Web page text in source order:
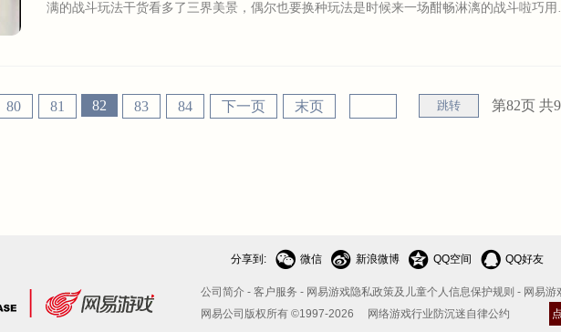
满的战斗玩法干货看多了三界美景，偶尔也要换种玩法是时候来一场酣畅淋漓的战斗啦巧用
80 81 82 83 84 下一页 末页 跳转 第82页 共
分享到:  微信  新浪微博  QQ空间  QQ好友
公司简介 - 客户服务 - 网易游戏隐私政策及儿童个人信息保护规则 - 网易游
网易公司版权所有 ©1997-2026
网络游戏行业防沉迷自律公约